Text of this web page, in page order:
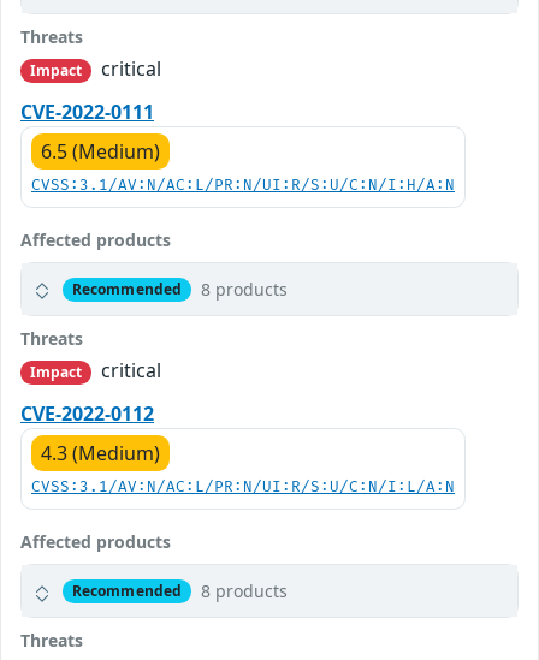
Threats
Impact
critical
CVE-2022-0111
6.5 (Medium)
CVSS:3.1/AV:N/AC:L/PR:N/UI:R/S:U/C:N/I:H/A:N
Affected products
Recommended 8 products
Threats
Impact
critical
CVE-2022-0112
4.3 (Medium)
CVSS:3.1/AV:N/AC:L/PR:N/UI:R/S:U/C:N/I:L/A:N
Affected products
Recommended 8 products
Threats